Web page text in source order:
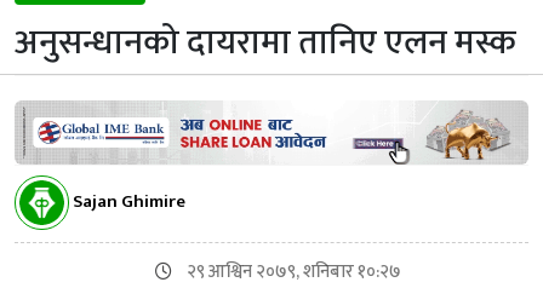
अनुसन्धानको दायरामा तानिए एलन मस्क
Sajan Ghimire
२९ आश्विन २०७९, शनिबार १०:२७